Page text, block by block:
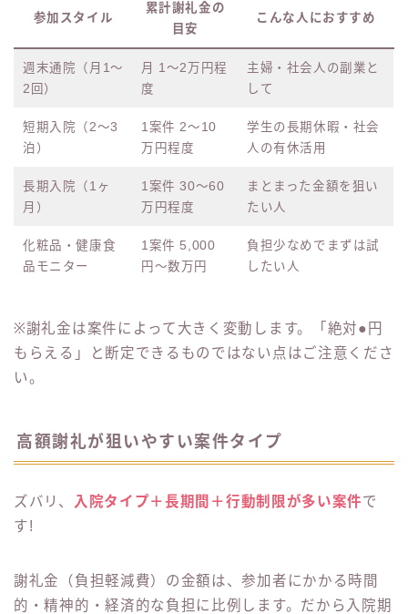
参加スタイル
累計謝礼金の
目安
こんな人におすすめ
週末通院（月1〜
2回）
月 1〜2万円程
度
主婦・社会人の副業と
して
短期入院（2〜3
泊）
1案件 2〜10
万円程度
学生の長期休暇・社会
人の有休活用
長期入院（1ヶ
月）
1案件 30〜60
万円程度
まとまった金額を狙い
たい人
化粧品・健康食
品モニター
1案件 5,000
円〜数万円
負担少なめでまずは試
したい人
※謝礼金は案件によって大きく変動します。「絶対●円
もらえる」と断定できるものではない点はご注意くださ
い。
高額謝礼が狙いやすい案件タイプ
ズバリ、 入院タイプ＋長期間＋行動制限が多い案件で
す!
謝礼金（負担軽減費）の金額は、参加者にかかる時間
的・精神的・経済的な負担に比例します。だから入院期